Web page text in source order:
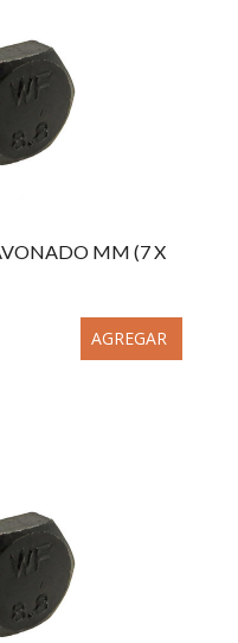
MM (7 X
AGREGAR